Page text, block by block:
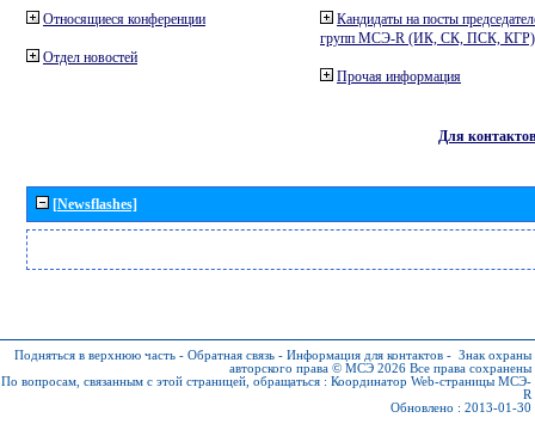
Относящиеся конференции
Отдел новостей
Кандидаты на посты
групп МСЭ-R (ИК, СК, ПСК, КГР)
Прочая информация
Для контактов
[Newsflashes]
Подняться в верхнюю часть - Обратная связь - Информация для контактов - Знак охраны
авторского права © МСЭ 2026 Все права сохранены
По вопросам, связанным с этой страницей, обращаться : Координатор Web-страницы МСЭ-
R
Обновлено : 2013-01-30